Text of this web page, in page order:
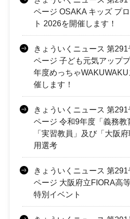
ページ OSAKA キッズ プ
ト 2026を開催します！
きょういくニュース 第
ページ 子ども元気アップ
年度めっちゃ
催します！
きょういくニュース 第
ページ 令和9年度「義務教
「実習教員」及び「大阪
用選考
きょういくニュース 第
ページ 大阪府立FIORA高
特別イベント